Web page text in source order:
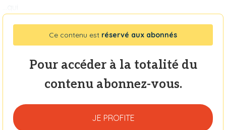
Ce contenu est réservé aux abonnés
Pour accéder à la totalité du
contenu abonnez-vous.
JE PROFITE